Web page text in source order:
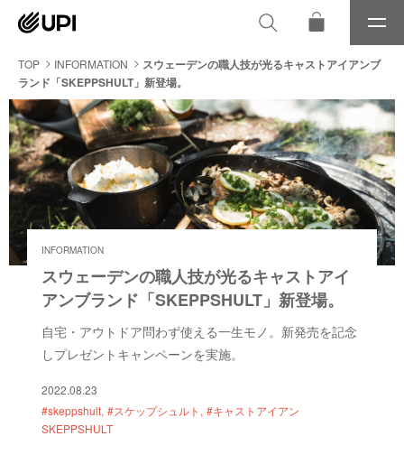
メ
ニ
ュ
TOP INFORMATION
スウェーデンの職人技が光るキャストアイアンブ
ランド「SKEPPSHULT」新登場。
INFORMATION
スウェーデンの職人技が光るキャストアイ
アンブランド「SKEPPSHULT」新登場。
自宅・アウトドア問わず使える一生モノ。新発売を記念
しプレゼントキャンペーンを実施。
2022.08.23
#skeppshult #スケップシュルト #キャストアイアン
SKEPPSHULT